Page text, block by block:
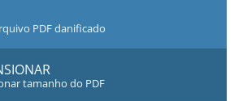
PDF danificado
tamanho do PDF